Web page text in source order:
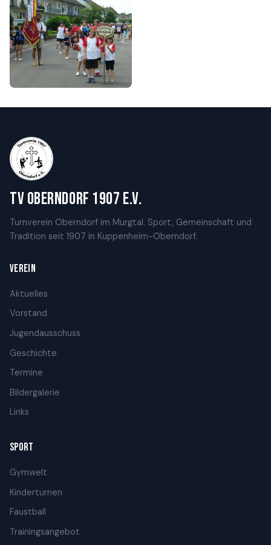
TV Oberndorf 1907 e.V.
Turnverein Oberndorf im Murgtal. Sport, Gemeinschaft und
Tradition seit 1907 in Kuppenheim-Oberndorf.
VEREIN
Aktuelles
Vorstand
Jugendausschuss
Geschichte
Termine
Bildergalerie
Links
SPORT
Gymwelt
Kinderturnen
Faustball
Trainingsangebot